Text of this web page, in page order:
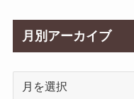
月別アーカイブ